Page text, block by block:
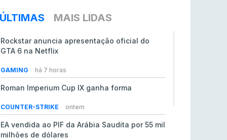
ÚLTIMAS MAIS LIDAS
Rockstar anuncia apresentação oficial do
GTA 6 na Netflix
GAMING há 7 horas
Roman Imperium Cup IX ganha forma
COUNTER-STRIKE ontem
EA vendida ao PIF da Arábia Saudita por 55 mil
milhões de dólares